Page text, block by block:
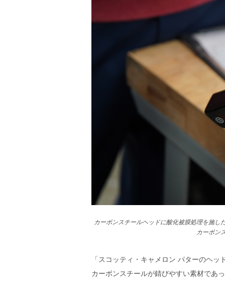
カーボンスチールヘッドに酸化被膜処理を施
カーボン
「スコッティ・キャメロン パターのヘ
カーボンスチールが錆びやすい素材であ